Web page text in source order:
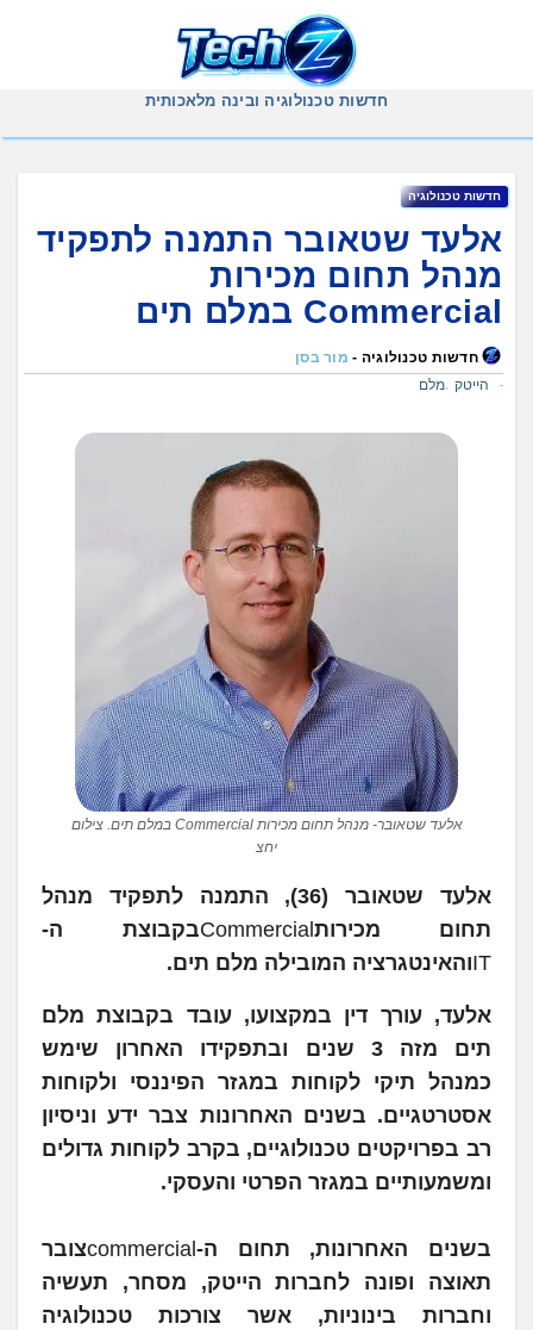
חדשות טכנולוגיה ובינה מלאכותית
חדשות טכנולוגיה
אלעד שטאובר התמנה לתפקיד
מנהל תחום מכירות
Commercial במלם תים
חדשות טכנולוגיה - מור בסן
הייטק מלם
אלעד שטאובר- מנהל תחום מכירות Commercial במלם תים. צילום
יחצ
אלעד שטאובר (36), התמנה לתפקיד מנהל
תחום מכירות Commercialבקבוצת ה-
ITוהאינטגרציה המובילה מלם תים.
אלעד, עורך דין במקצועו, עובד בקבוצת מלם
תים מזה 3 שנים ובתפקידו האחרון שימש
כמנהל תיקי לקוחות במגזר הפיננסי ולקוחות
אסטרטגיים. בשנים האחרונות צבר ידע וניסיון
רב בפרויקטים טכנולוגיים, בקרב לקוחות גדולים
ומשמעותיים במגזר הפרטי והעסקי.
בשנים האחרונות, תחום ה- commercialצובר
תאוצה ופונה לחברות הייטק, מסחר, תעשיה
וחברות בינוניות, אשר צורכות טכנולוגיה